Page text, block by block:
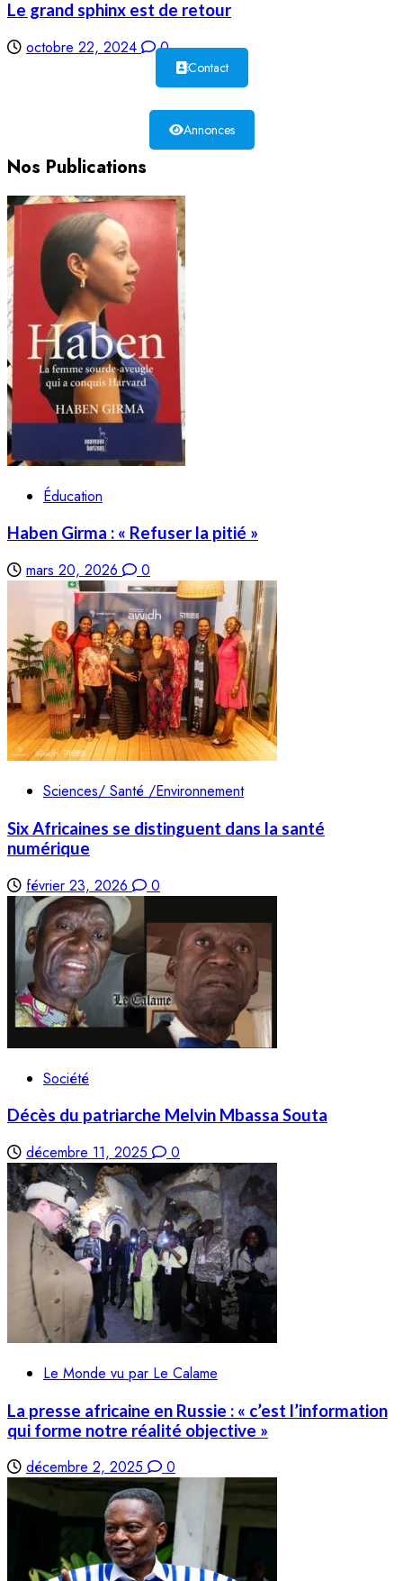
Le grand sphinx est de retour
octobre 22, 2024 0
Contact
Annonces
Nos Publications
Éducation
Haben Girma : « Refuser la pitié »
mars 20, 2026 0
Sciences/ Santé /Environnement
Six Africaines se distinguent dans la santé
numérique
février 23, 2026 0
Société
Décès du patriarche Melvin Mbassa Souta
décembre 11, 2025 0
Le Monde vu par Le Calame
La presse africaine en Russie : « c’est l’information
qui forme notre réalité objective »
décembre 2, 2025 0